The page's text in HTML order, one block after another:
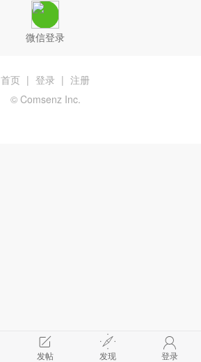
微信登录
发帖 发现 登录
首页 | 登录 | 注册
© Comsenz Inc.